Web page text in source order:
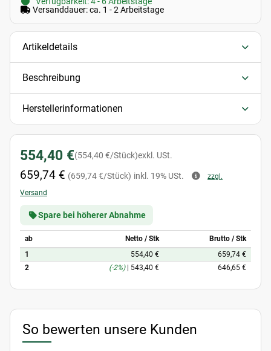
Versanddauer: ca. 1 - 2 Arbeitstage
Artikeldetails
Beschreibung
Herstellerinformationen
554,40 €(554,40 €/Stück)exkl. USt.
659,74 € (659,74 €/Stück) inkl. 19% USt.
zzgl.
Versand
Spare bei höherer Abnahme
ab Netto / Stk
Brutto / Stk
1
554,40 €
659,74 €
2
(-2%) 543,40 € 646,65 €
So bewerten unsere Kunden